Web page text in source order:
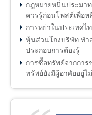
กฎหมายหมิ่นประมา
ควรรู้ก่อนโพสต์เพื่อห
การหย่าในประเทศ
หุ้นส่วนโกงบริษัท ทำ
ประกอบการต้องรู้
การซื้อทรัพย์จากกา
ทรัพย์ยังมีผู้อาศัยอยู่ไ